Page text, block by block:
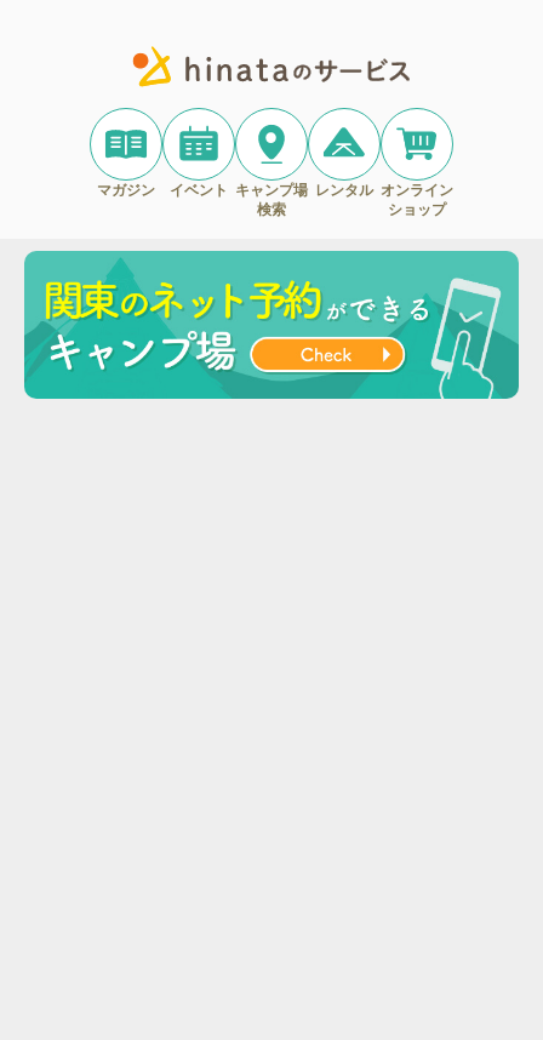
マガジン イベント
キャンプ場
検索
レンタル オンライン
ショップ